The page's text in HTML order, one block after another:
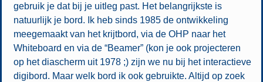
gebruik je dat bij je uitleg past. Het belangrijkste is
natuurlijk je bord. Ik heb sinds 1985 de ontwikkeling
meegemaakt van het krijtbord, via de OHP naar het
Whiteboard en via de “Beamer” (kon je ook projecteren
op het diascherm uit 1978 ;) zijn we nu bij het interactieve
digibord. Maar welk bord ik ook gebruikte. Altijd op zoek